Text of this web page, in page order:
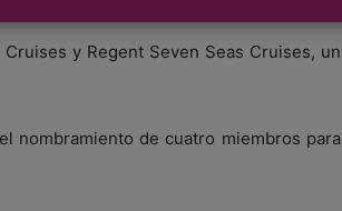
y Regent Seven Seas Cruises, un
nombramiento de cuatro miembros para